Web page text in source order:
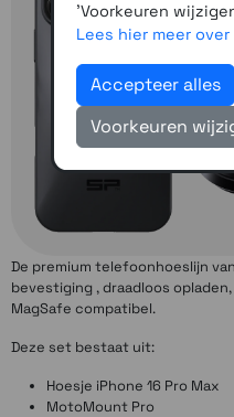
De premium telefoonhoeslijn van
bevestiging , draadloos
MagSafe compatibel.
Deze set bestaat uit:
Hoesje iPhone 16 Pro Max
MotoMount Pro
'Voorkeuren
Lees hier meer
Accepteer alles
Voorkeuren